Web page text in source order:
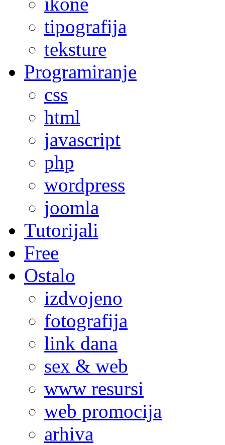
tipografija
teksture
Programiranje
css
html
javascript
php
wordpress
joomla
Tutorijali
Free
Ostalo
izdvojeno
fotografija
link dana
sex & web
www resursi
web promocija
arhiva